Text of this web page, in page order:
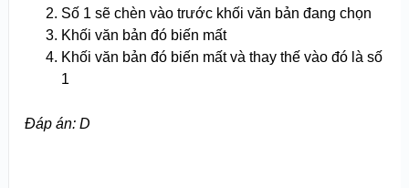
Số 1 sẽ chèn vào trước khối văn bản đang chọn
Khối văn bản đó biến mất
Khối văn bản đó biến mất và thay thế vào đó là số
1
Đáp án: D